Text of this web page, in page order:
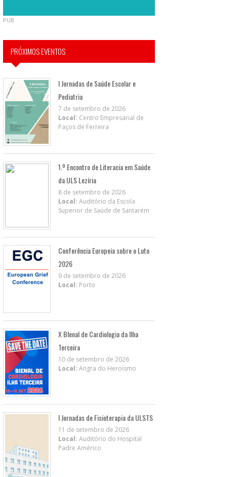
PUB
PRÓXIMOS EVENTOS
I Jornadas de Saúde Escolar e
Pediatria
7 de setembro de 2026
Local: Centro Empresarial de
Paços de Ferreira
1.º Encontro de Literacia em Saúde
da ULS Lezíria
8 de setembro de 2026
Local: Auditório da Escola
Superior de Saúde de Santarém
Conferência Europeia sobre o Luto
2026
9 de setembro de 2026
Local: Porto
X BIenal de Cardiologia da Ilha
Terceira
10 de setembro de 2026
Local: Angra do Heroísmo
I Jornadas de Fisioterapia da ULSTS
11 de setembro de 2026
Local: Auditório do Hospital
Padre Américo